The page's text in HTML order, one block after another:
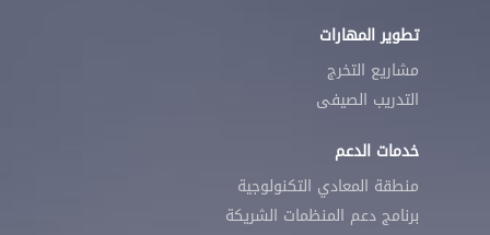
تطوير المهارات
مشاريع التخرج
التدريب الصيفى
خدمات الدعم
منطقة المعادي التكنولوجية
برنامج دعم المنظمات الشريكة